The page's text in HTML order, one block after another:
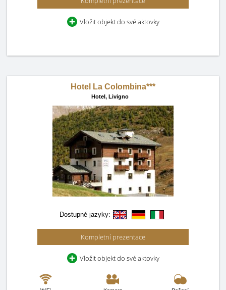
Vložit objekt do své aktovky
Hotel La Colombina***
Hotel, Livigno
Dostupné jazyky:
Kompletní prezentace
Vložit objekt do své aktovky